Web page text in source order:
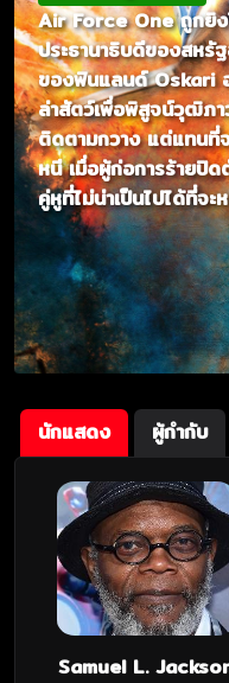
Air Force One ถูกยิง
ประธานาธิบดีของสหรั
ของฟินแลนด์ Oskari
ล่าสัตว์เพื่อพิสูจน์วุฒิภา
ติดตามกวาง แต่แทนที่
หนี เมื่อผู้ก่อการร้ายปิ
คู่หูที่ไม่น่าเป็นไปได้ที่จ
นักแสดง ผู้กำกับ
Samuel L.